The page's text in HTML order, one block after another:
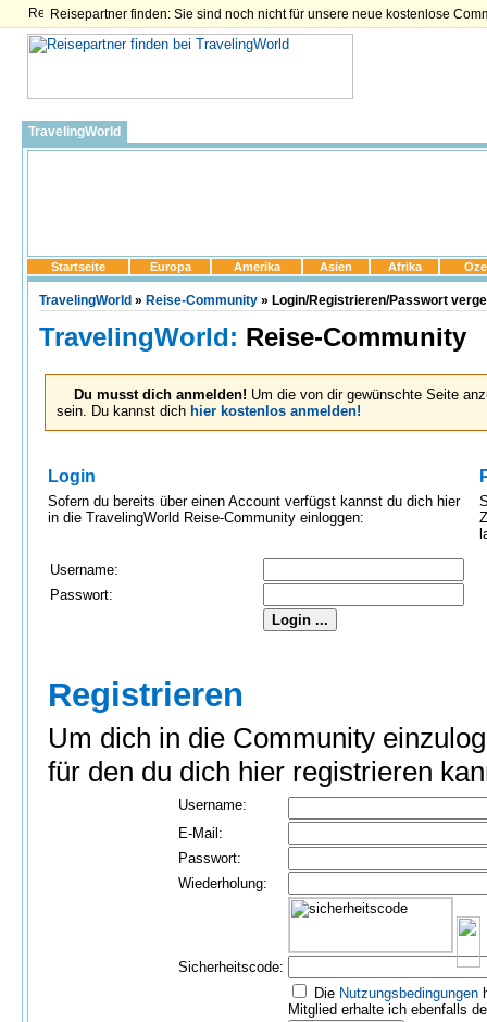
Reisepartner finden: Sie sind noch nicht für unsere neue kostenlose
TravelingWorld
Startseite Europa Amerika Asien Afrika
TravelingWorld » Reise-Community » Login/Registrieren/Passwort
TravelingWorld: Reise-Community
Du musst dich anmelden! Um die von dir gewünschte Seite
sein. Du kannst dich hier kostenlos anmelden!
Login
Sofern du bereits über einen Account verfügst kannst du dich hier
in die TravelingWorld Reise-Community einloggen:
Username:
Passwort:
Registrieren
Um dich in die Community
für den du dich hier registrieren
Username:
E-Mail:
Passwort:
Wiederholung:
Sicherheitscode:
Die Nutzungs­bedingungen
Mitglied erhalte ich ebenfalls